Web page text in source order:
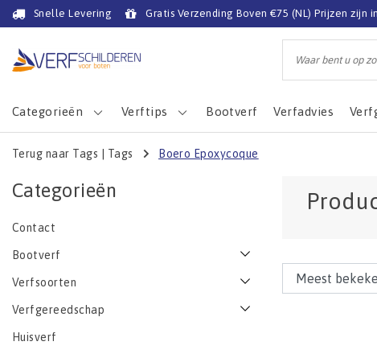
Snelle Levering Gratis Verzending Boven €75 (NL) Prijzen zijn
Categorieën Verftips Bootverf Verfadvies
Terug naar Tags Tags Boero Epoxycoque
Categorieën
Contact
Bootverf
Verfsoorten
Verfgereedschap
Huisverf